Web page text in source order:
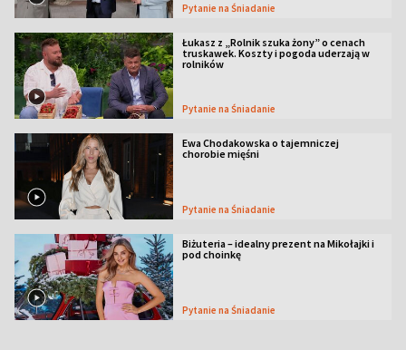
Pytanie na Śniadanie
Łukasz z „Rolnik szuka żony” o cenach
truskawek. Koszty i pogoda uderzają w
rolników
Pytanie na Śniadanie
Ewa Chodakowska o tajemniczej
chorobie mięśni
Pytanie na Śniadanie
Biżuteria – idealny prezent na Mikołajki i
pod choinkę
Pytanie na Śniadanie